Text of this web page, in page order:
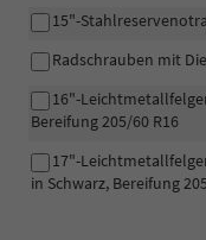
15"-
Radschrauben mit
16"-
Bereifung 205/60 R16
17"-
in Schwarz, Bereifung